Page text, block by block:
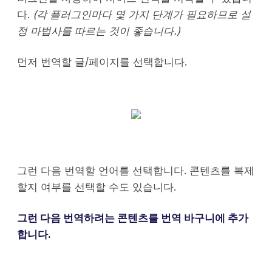
다. (각 플러그인마다 몇 가지 단계가 필요하므로 설
정 마법사를 따르는 것이 좋습니다.)
먼저 번역할 글/페이지를 선택합니다.
그런 다음 번역할 언어를 선택합니다. 콘텐츠를 복제
할지 여부를 선택할 수도 있습니다.
그런 다음 번역하려는 콘텐츠를 번역 바구니에 추가
합니다.